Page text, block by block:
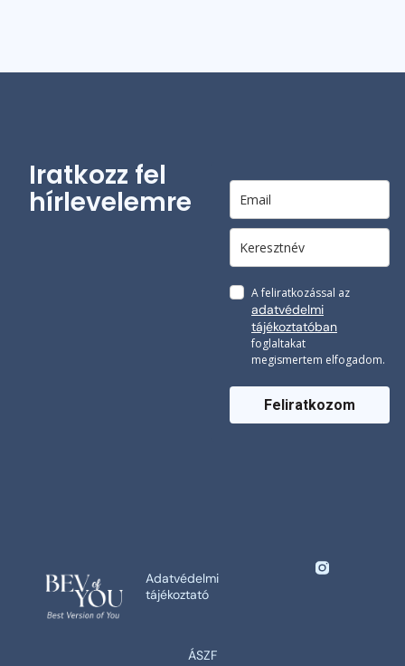
Iratkozz fel
hírlevelemre
A feliratkozással az
adatvédelmi
tájékoztatóban
foglaltakat
megismertem elfogadom.
Feliratkozom
Adatvédelmi
tájékoztató
ÁSZF